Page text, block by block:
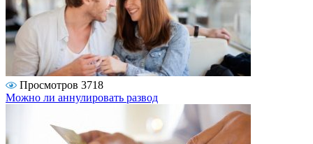
Просмотров 3718
Можно ли аннулировать развод